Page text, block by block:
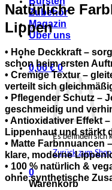
Zubehör
Magazin
Über uns
0,00€ 0
Es befinden sich
Zurück zum Shop
0
Warenkorb
Natürliche
Lippen
• Hohe Deckkraft –
schon beim ersten
• Cremige Textur –
verteilt sich
• Pflegender Schutz –
geschmeidig und
• Antioxidativer Effekt
Lippenhaut und stärkt
• Matte Farbnnuancen
klare, moderne
• 100 % natürlich &
ohne synthetische